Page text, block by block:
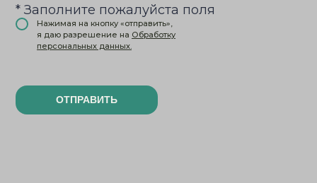
* Заполните пожалуйста поля
Нажимая на кнопку «отправить»,
я даю разрешение на Обработку
персональных данных.
ОТПРАВИТЬ